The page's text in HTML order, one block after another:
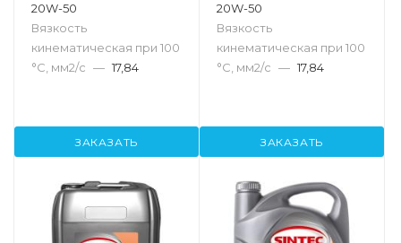
20W-50
Вязкость
кинематическая при 100
°С, мм2/с — 17,84
ЗАКАЗАТЬ
20W-50
Вязкость
кинематическая при 100
°С, мм2/с — 17,84
ЗАКАЗАТЬ